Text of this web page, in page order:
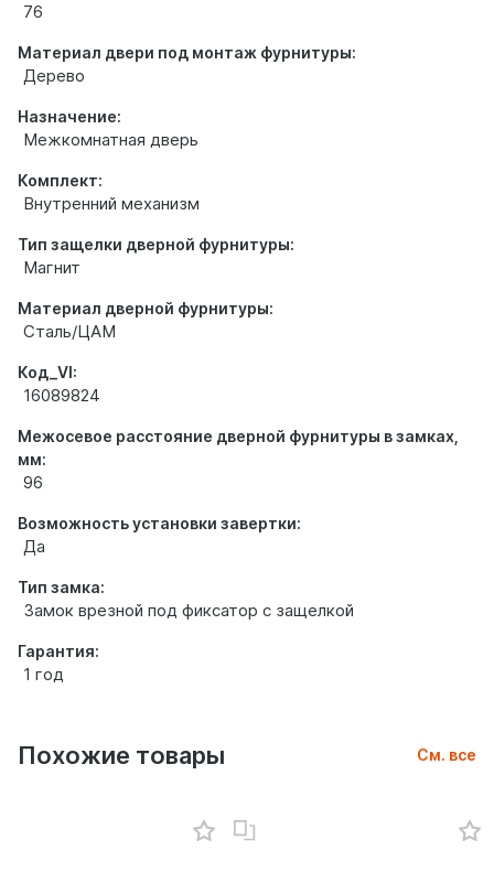
76
Материал двери под монтаж фурнитуры:
Дерево
Назначение:
Межкомнатная дверь
Комплект:
Внутренний механизм
Тип защелки дверной фурнитуры:
Магнит
Материал дверной фурнитуры:
Сталь/ЦАМ
Код_VI:
16089824
Межосевое расстояние дверной фурнитуры в замках,
мм:
96
Возможность установки завертки:
Да
Тип замка:
Замок врезной под фиксатор с защелкой
Гарантия:
1 год
Похожие товары См. все